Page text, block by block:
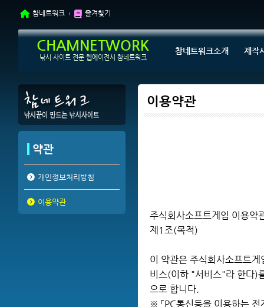
참네트워크 즐겨찾기
CHAMNETWORK
낚시 사이트 전문 웹에이전시 참네트워크
참네트워크소개 제작
이용약관
약관
개인정보처리방침
이용약관
주식회사소프트게임 이용약
제1조(목적)
이 약관은 주식회사소프트
비스(이하 "서비스"라 한다)
으로 합니다.
※ 「PC통신등을 이용하는